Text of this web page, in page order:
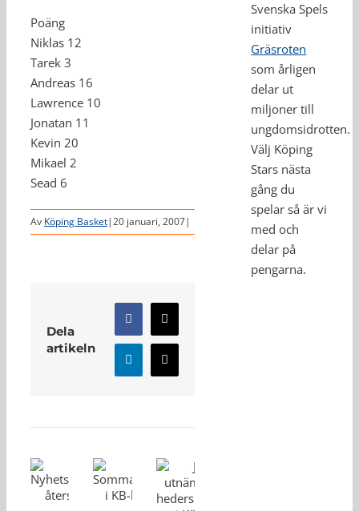
Poäng
Niklas 12
Tarek 3
Andreas 16
Lawrence 10
Jonatan 11
Kevin 20
Mikael 2
Sead 6
Av Köping Basket|20 januari, 2007|
Dela
artikeln
Facebook
X
LinkedInE-
post
Svenska Spels
initiativ
Gräsroten
som årligen
delar ut
miljoner till
ungdomsidrotten.
Välj Köping
Stars nästa
gång du
spelar så är vi
med och
delar på
pengarna.